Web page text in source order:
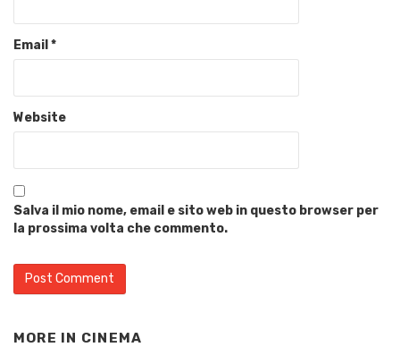
Email *
Website
Salva il mio nome, email e sito web in questo browser per
la prossima volta che commento.
MORE IN CINEMA